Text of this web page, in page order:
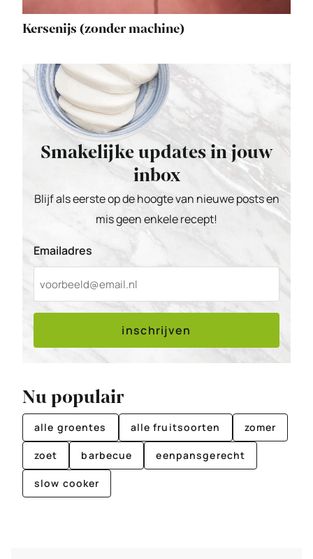
Kersenijs (zonder machine)
Smakelijke updates in jouw
inbox
Blijf als eerste op de hoogte van nieuwe posts en
mis geen enkele recept!
Emailadres
inschrijven
Nu populair
alle groentes alle fruitsoorten zomer
zoet barbecue eenpansgerecht
slow cooker